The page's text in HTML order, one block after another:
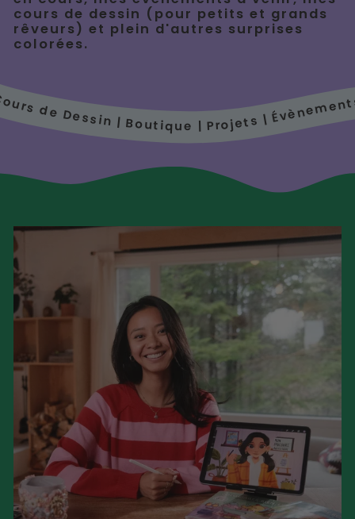
cours de dessin (pour petits et grands
rêveurs) et plein d'autres surprises
colorées.
| Évènements | Cours de Dessin |Boutique |Projets |Évènements |
de Dessin | Boutique |